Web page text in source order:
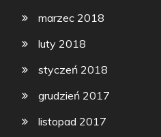
marzec 2018
luty 2018
styczeń 2018
grudzień 2017
listopad 2017